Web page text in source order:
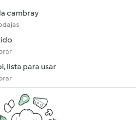
cambray
lista para usar